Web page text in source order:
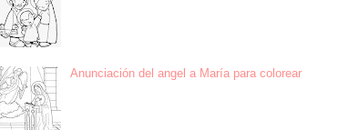
Anunciación del angel a María para colorear